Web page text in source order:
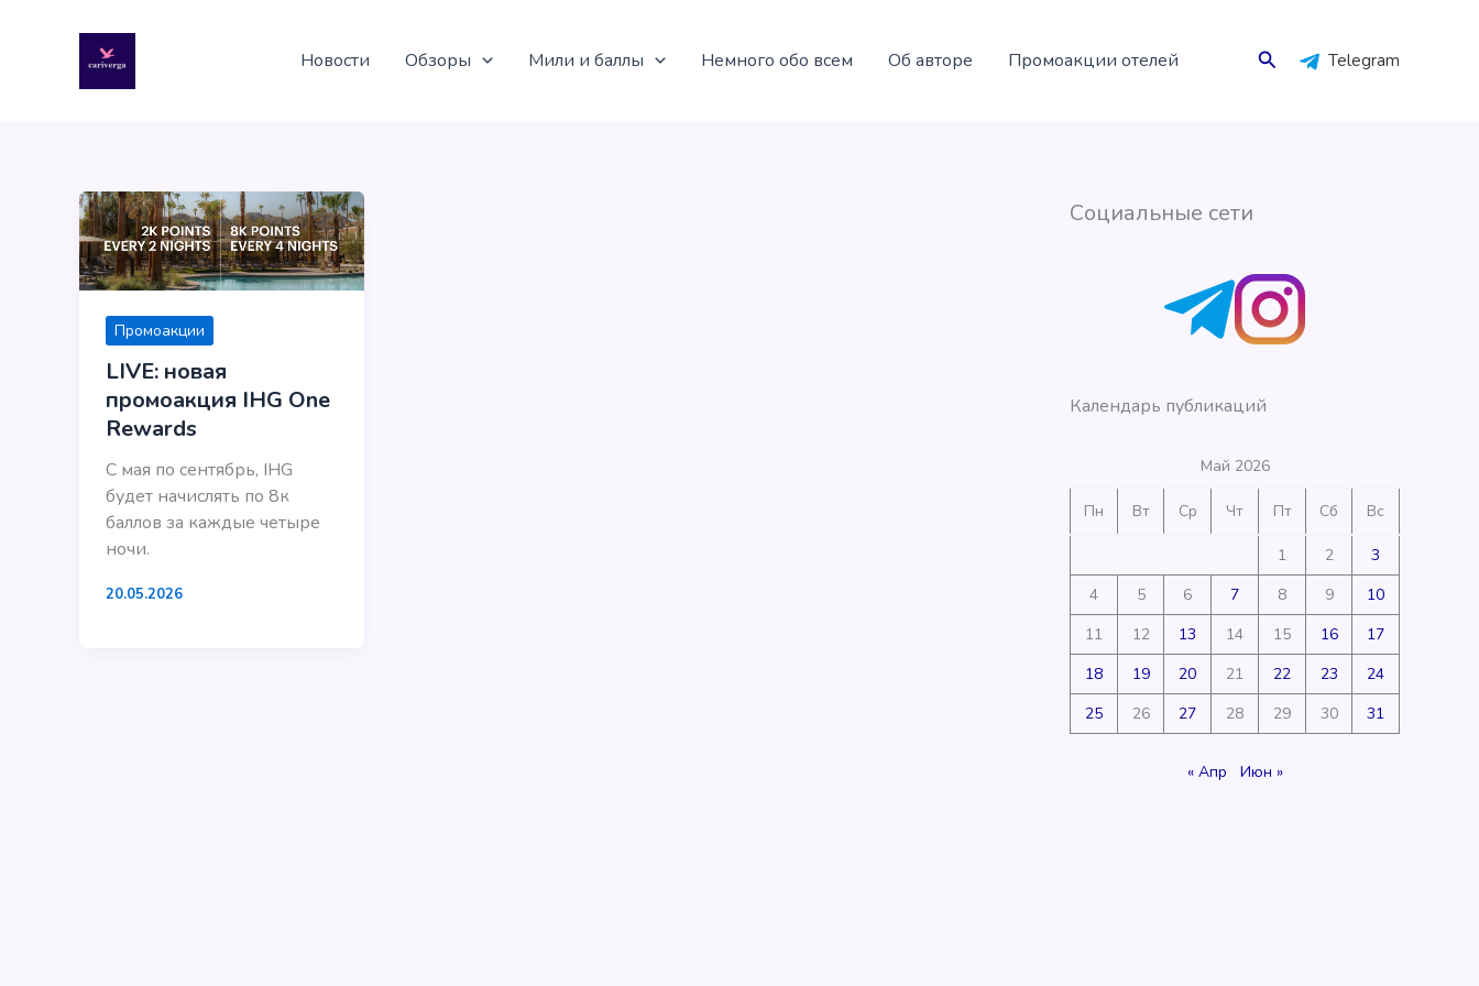
содержимому
Новости Обзоры Мили и баллы Немного обо всем Об авторе Промоакции отелей Поиск Telegram
Промоакции
LIVE: новая
промоакция IHG One
Rewards
С мая по сентябрь, IHG
будет начислять по 8к
баллов за каждые четыре
ночи.
20.05.2026
Социальные сети
Календарь публикаций
Май 2026
Пн Вт Ср Чт Пт Сб Вс
1 2
3
4
5 6 7 8 9
10
11
12 13 14 15 16
17
18
19 20 21 22 23
24
25
26 27 28 29 30 31
« Апр Июн »